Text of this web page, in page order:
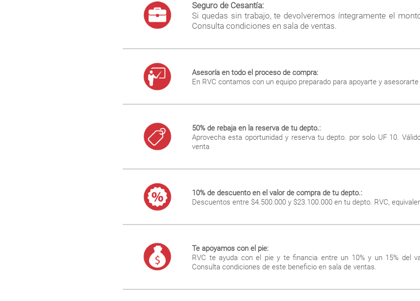
Seguro de Cesantía:
Si quedas sin trabajo, te devolveremos íntegramente el
Consulta condiciones en sala de ventas.
Asesoría en todo el proceso de compra:
En RVC contamos con un equipo preparado para apoyarte y
50% de rebaja en la reserva de tu depto.:
Aprovecha esta oportunidad y reserva tu depto. por solo UF 10.
venta
10% de descuento en el valor de compra de tu depto.:
Descuentos entre $4.500.000 y $23.100.000 en tu depto. RVC,
Te apoyamos con el pie:
RVC te ayuda con el pie y te financia entre un 10% y un 15% del
Consulta condiciones de este beneficio en sala de ventas.